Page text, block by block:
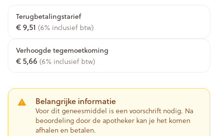
Terugbetalingstarief
€ 9,51 (6% inclusief btw)
Verhoogde tegemoetkoming
€ 5,66 (6% inclusief btw)
Belangrijke informatie
Voor dit geneesmiddel is een voorschrift nodig. Na
beoordeling door de apotheker kan je het komen
afhalen en betalen.